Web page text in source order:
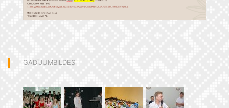
GADĪJUMBILDES